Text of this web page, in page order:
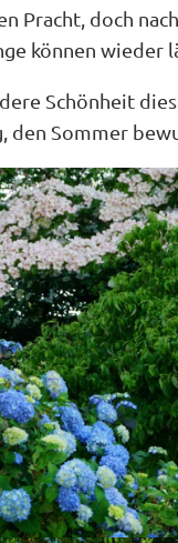
Pracht, doch
können wieder
Schönheit
den Sommer